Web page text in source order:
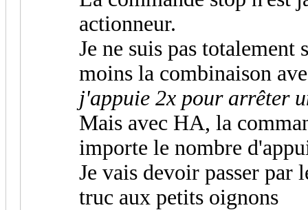
actionneur.
Je ne suis pas
moins la combinaison
j'appuie 2x pour arrêter
Mais avec HA, la
importe le nombre
Je vais devoir passer par
truc aux petits oignons